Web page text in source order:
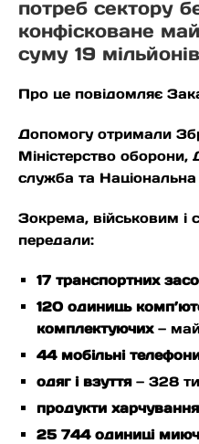
потреб сектору
конфісковане
суму 19
Про це повідомляє
Допомогу отримали
Міністерство
служба та Національна
Зокрема, військовим і
передали:
17 транспортних
120 одиниць
комплектуючих—
44 мобільні
одяг і взуття— 328
продукти харчування
25 744 одиниці